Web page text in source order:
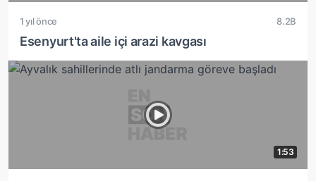
1 yıl önce 8.2B
Esenyurt'ta aile içi arazi kavgası
1:53